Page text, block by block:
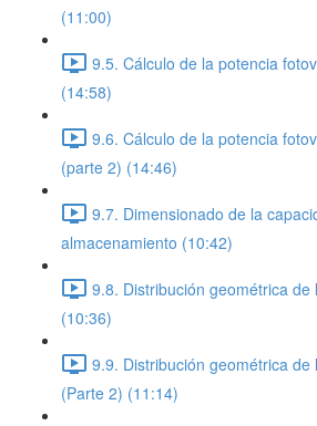
(11:00)
9.5. Cálculo de la potencia
(14:58)
9.6. Cálculo de la potencia
(parte 2) (14:46)
9.7. Dimensionado de la
almacenamiento (10:42)
9.8. Distribución geométrica de
(10:36)
9.9. Distribución geométrica de
(Parte 2) (11:14)